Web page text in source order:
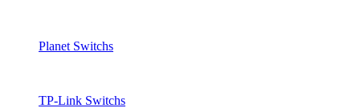
Planet Switchs
TP-Link Switchs